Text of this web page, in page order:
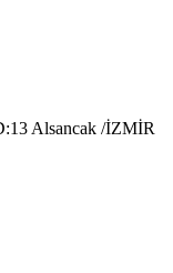
Alsancak /İZMİR